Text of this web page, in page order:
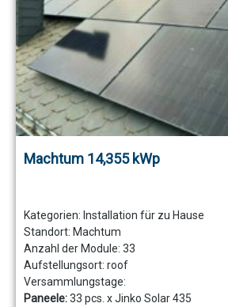
Machtum 14,355 kWp
Kategorien: Installation für zu Hause
Standort: Machtum
Anzahl der Module: 33
Aufstellungsort: roof
Versammlungstage:
Paneele:33 pcs. x Jinko Solar 435